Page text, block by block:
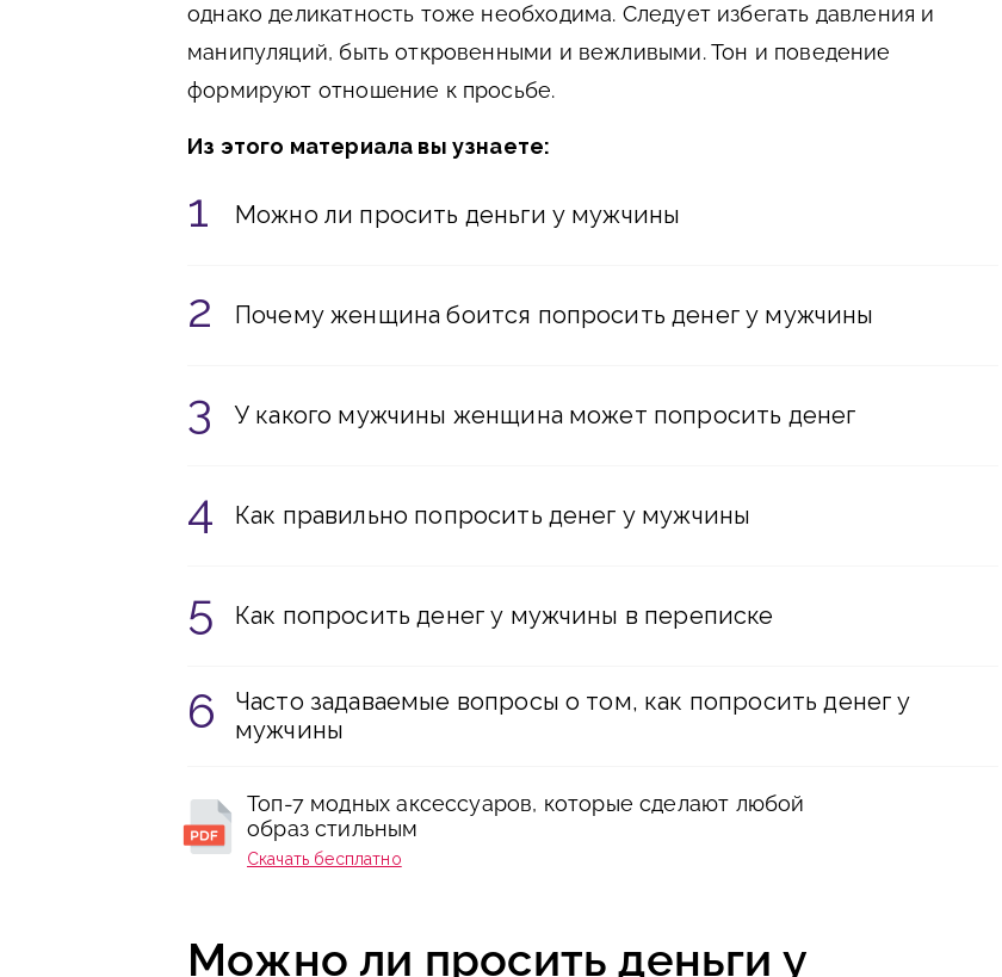
однако деликатность тоже необходима. Следует избегать давления и
манипуляций, быть откровенными и вежливыми. Тон и поведение
формируют отношение к просьбе.
Из этого материала вы узнаете:
Можно ли просить деньги у мужчины
Почему женщина боится попросить денег у мужчины
У какого мужчины женщина может попросить денег
Как правильно попросить денег у мужчины
Как попросить денег у мужчины в переписке
Часто задаваемые вопросы о том, как попросить денег у
мужчины
Топ-7 модных аксессуаров, которые сделают любой
образ стильным
Скачать бесплатно
Можно ли просить деньги у